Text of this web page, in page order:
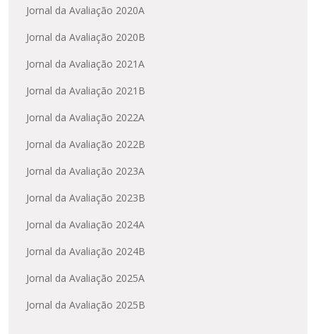
Jornal da Avaliação 2020A
Jornal da Avaliação 2020B
Jornal da Avaliação 2021A
Jornal da Avaliação 2021B
Jornal da Avaliação 2022A
Jornal da Avaliação 2022B
Jornal da Avaliação 2023A
Jornal da Avaliação 2023B
Jornal da Avaliação 2024A
Jornal da Avaliação 2024B
Jornal da Avaliação 2025A
Jornal da Avaliação 2025B